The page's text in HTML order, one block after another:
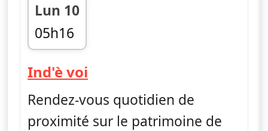
Lun 10
05h16
fin 05h33
Ind'è voi
Rendez-vous quotidien de
proximité sur le patrimoine de